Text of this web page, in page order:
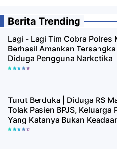
Berita Trending
Lagi - Lagi Tim Cobra Polres
Berhasil Amankan Tersangka
Diduga Pengguna Narkotika
Turut Berduka | Diduga RS
Tolak Pasien BPJS, Keluarga
Yang Katanya Bukan